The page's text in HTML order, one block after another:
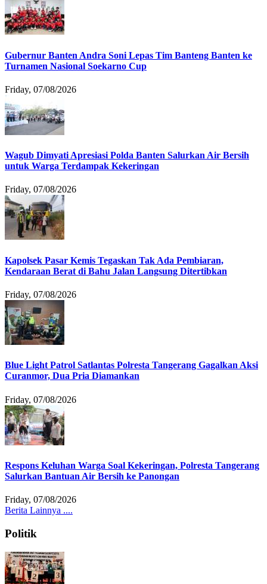
Gubernur Banten Andra Soni Lepas Tim Banteng Banten ke
Turnamen Nasional Soekarno Cup
Friday, 07/08/2026
Wagub Dimyati Apresiasi Polda Banten Salurkan Air Bersih
untuk Warga Terdampak Kekeringan
Friday, 07/08/2026
Kapolsek Pasar Kemis Tegaskan Tak Ada Pembiaran,
Kendaraan Berat di Bahu Jalan Langsung Ditertibkan
Friday, 07/08/2026
Blue Light Patrol Satlantas Polresta Tangerang Gagalkan Aksi
Curanmor, Dua Pria Diamankan
Friday, 07/08/2026
Respons Keluhan Warga Soal Kekeringan, Polresta Tangerang
Salurkan Bantuan Air Bersih ke Panongan
Friday, 07/08/2026
Berita Lainnya ....
Politik